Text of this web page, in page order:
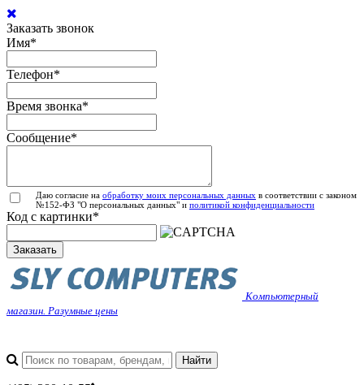
Заказать звонок
Имя*
Телефон*
Время звонка*
Сообщение*
Даю согласие на обработку моих персональных данных в соответствии с законом
№152-ФЗ "О персональных данных" и политикой конфиденциальности
Код с картинки*
Заказать
Компьютерный
магазин. Разумные цены